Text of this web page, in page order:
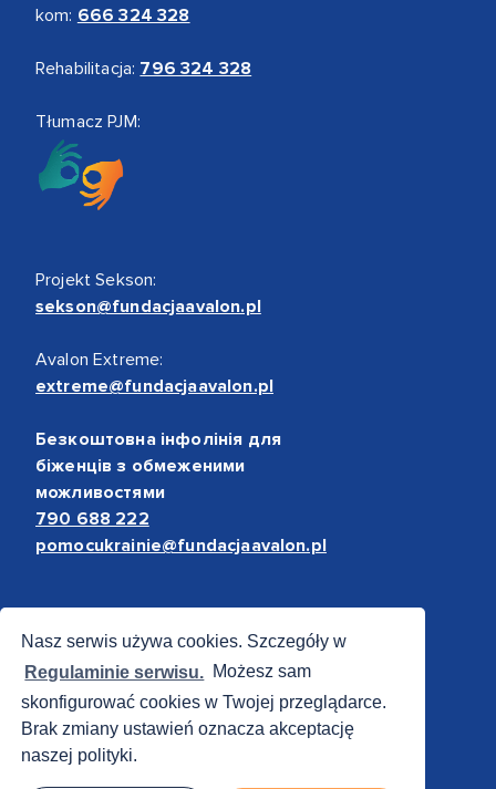
Nasz serwis używa cookies. Szczegóły w
Regulaminie serwisu. Możesz sam
skonfigurować cookies w Twojej przeglądarce.
Brak zmiany ustawień oznacza akceptację
naszej polityki.
kom: 666 324 328
Rehabilitacja: 796 324 328
Tłumacz PJM:
Projekt Sekson:
sekson@fundacjaavalon.pl
Avalon Extreme:
extreme@fundacjaavalon.pl
Безкоштовна інфолінія для
біженців з обмеженими
можливостями
790 688 222
pomocukrainie@fundacjaavalon.pl
Bezpieczne płatności